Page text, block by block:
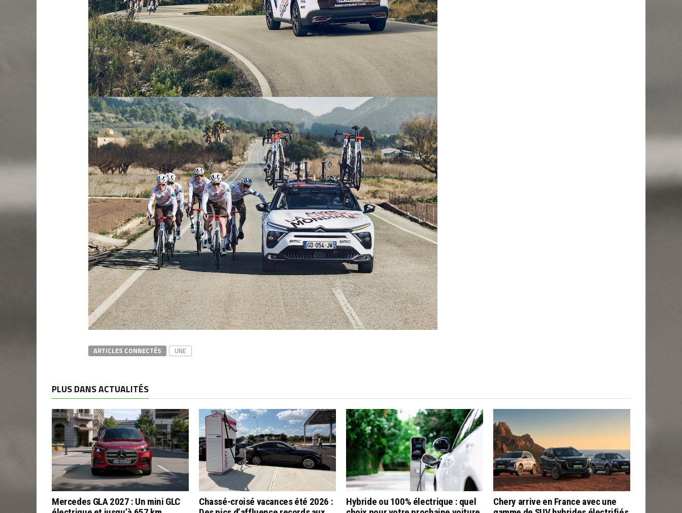
ARTICLES CONNECTÉS UNE
PLUS DANS ACTUALITÉS
Mercedes GLA 2027 : Un mini GLC
Chassé-croisé vacances été 2026 :
Hybride ou 100% électrique : quel
Chery arrive en France avec une